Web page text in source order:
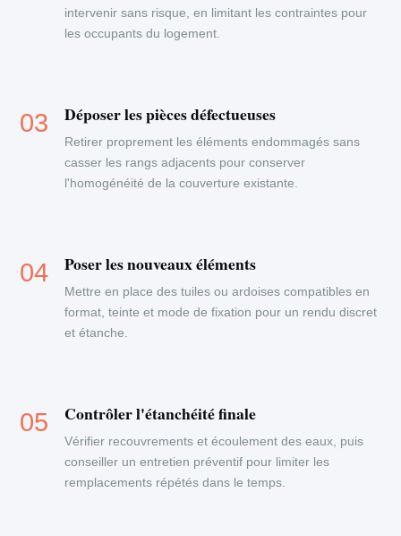
intervenir sans risque, en limitant les contraintes pour
les occupants du logement.
Déposer les pièces défectueuses
Retirer proprement les éléments endommagés sans
casser les rangs adjacents pour conserver
l'homogénéité de la couverture existante.
Poser les nouveaux éléments
Mettre en place des tuiles ou ardoises compatibles en
format, teinte et mode de fixation pour un rendu discret
et étanche.
Contrôler l'étanchéité finale
Vérifier recouvrements et écoulement des eaux, puis
conseiller un entretien préventif pour limiter les
remplacements répétés dans le temps.